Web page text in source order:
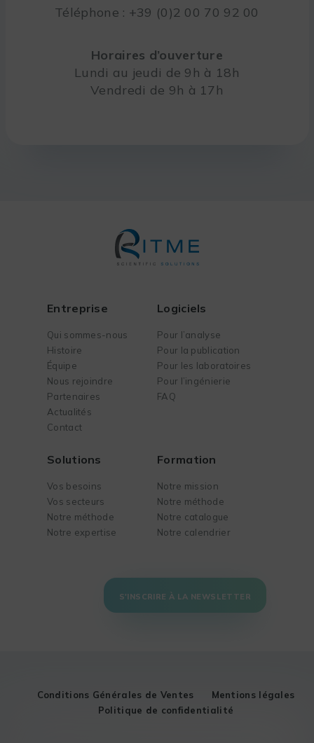
Téléphone : +39 (0)2 00 70 92 00
Horaires d’ouverture
Lundi au jeudi de 9h à 18h
Vendredi de 9h à 17h
Entreprise
Qui sommes-nous
Histoire
Équipe
Nous rejoindre
Partenaires
Actualités
Contact
Logiciels
Pour l’analyse
Pour la publication
Pour les laboratoires
Pour l’ingénierie
FAQ
Solutions
Vos besoins
Vos secteurs
Notre méthode
Notre expertise
Formation
Notre mission
Notre méthode
Notre catalogue
Notre calendrier
S'INSCRIRE À LA NEWSLETTER
Conditions Générales de Ventes
Mentions légales
Politique de confidentialité